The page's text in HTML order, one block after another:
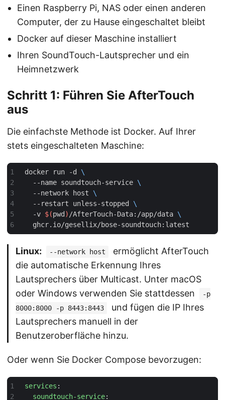
Einen Raspberry Pi, NAS oder einen anderen
Computer, der zu Hause eingeschaltet bleibt
Docker auf dieser Maschine installiert
Ihren SoundTouch-Lautsprecher und ein
Heimnetzwerk
Schritt 1: Führen Sie AfterTouch
aus
Die einfachste Methode ist Docker. Auf Ihrer
stets eingeschalteten Maschine:
1
4
6
docker run -d
  --name soundtouch-service
  --network host
  --restart unless-stopped
  -v
$(pwd )/AfterTouch-Data:/app/data
Linux: --network host
ermöglicht AfterTouch
die automatische Erkennung Ihres
Lautsprechers über Multicast. Unter macOS
oder Windows verwenden Sie stattdessen
-p
8000:8000 -p 8443:8443
und fügen die IP Ihres
Lautsprechers manuell in der
Benutzeroberfläche hinzu.
Oder wenn Sie Docker Compose bevorzugen:
1
services :
soundtouch-service: